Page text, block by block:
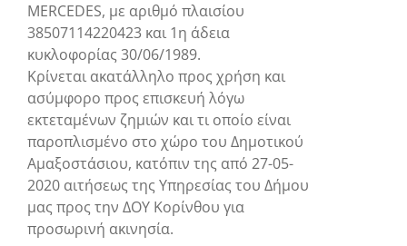
MERCEDES, με αριθμό πλαισίου
38507114220423 και 1η άδεια
κυκλοφορίας 30/06/1989.
Κρίνεται ακατάλληλο προς χρήση και
ασύμφορο προς επισκευή λόγω
εκτεταμένων ζημιών και τι οποίο είναι
παροπλισμένο στο χώρο του Δημοτικού
Αμαξοστάσιου, κατόπιν της από 27-05-
2020 αιτήσεως της Υπηρεσίας του Δήμου
μας προς την ΔΟΥ Κορίνθου για
προσωρινή ακινησία.